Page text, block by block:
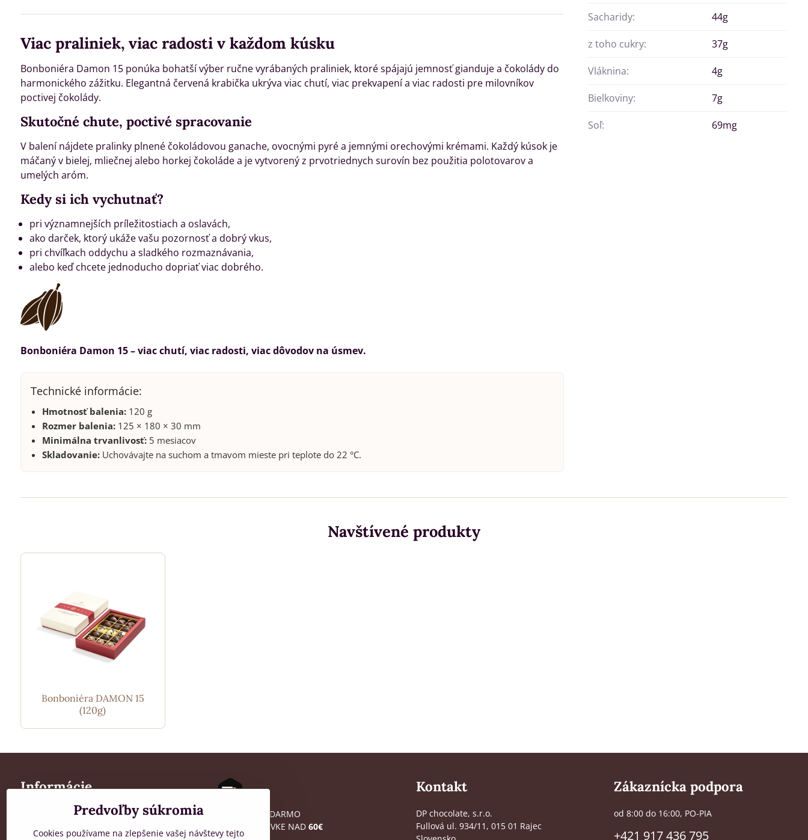
Viac praliniek, viac radosti v každom kúsku
Bonboniéra Damon 15 ponúka bohatší výber ručne vyrábaných praliniek, ktoré spájajú jemnosť gianduje a čokolády do
harmonického zážitku. Elegantná červená krabička ukrýva viac chutí, viac prekvapení a viac radosti pre milovníkov
poctivej čokolády.
Skutočné chute, poctivé spracovanie
V balení nájdete pralinky plnené čokoládovou ganache, ovocnými pyré a jemnými orechovými krémami. Každý kúsok je
máčaný v bielej, mliečnej alebo horkej čokoláde a je vytvorený z prvotriednych surovín bez použitia polotovarov a
umelých aróm.
Kedy si ich vychutnať?
pri významnejších príležitostiach a oslavách,
ako darček, ktorý ukáže vašu pozornosť a dobrý vkus,
pri chvíľkach oddychu a sladkého rozmaznávania,
alebo keď chcete jednoducho dopriať viac dobrého.
Bonboniéra Damon 15 – viac chutí, viac radosti, viac dôvodov na úsmev.
Technické informácie:
Hmotnosť balenia:120 g
Rozmer balenia:125 × 180 × 30 mm
Minimálna trvanlivosť:5 mesiacov
Skladovanie:Uchovávajte na suchom a tmavom mieste pri teplote do 22 °C.
Sacharidy: 44g
z toho cukry: 37g
Vláknina: 4g
Bielkoviny: 7g
Soľ: 69mg
Navštívené produkty
Bonboniéra DAMON 15
(120g)
Informácie
Všeobecné obchodné podmienky
DOPRAVA ZADARMO
PRI OBJEDNÁVKE NAD 60€
Kontakt
DP chocolate, s.r.o.
Fullová ul. 934/11, 015 01 Rajec
Zákaznícka podpora
od 8:00 do 16:00, PO-PIA
+421 917 436 795
Predvoľby súkromia
Cookies používame na zlepšenie vašej návštevy tejto